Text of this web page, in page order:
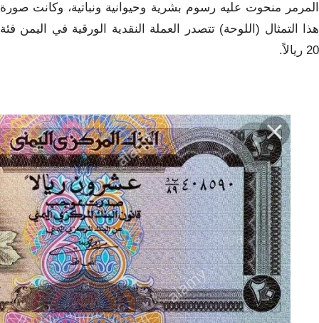
المرمر منحوت عليه رسوم بشرية وحيوانية ونباتية، وكانت صورة
هذا التمثال (اللوحة) تتصدر العملة النقدية الورقية في اليمن فئة
20 ريالاً.